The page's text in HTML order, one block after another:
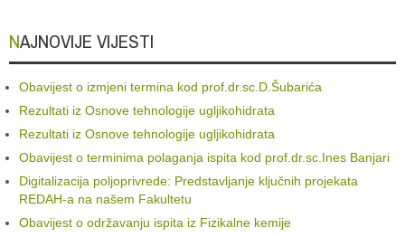
NAJNOVIJE VIJESTI
Obavijest o izmjeni termina kod prof.dr.sc.D.Šubarića
Rezultati iz Osnove tehnologije ugljikohidrata
Rezultati iz Osnove tehnologije ugljikohidrata
Obavijest o terminima polaganja ispita kod prof.dr.sc.Ines Banjari
Digitalizacija poljoprivrede: Predstavljanje ključnih projekata
REDAH-a na našem Fakultetu
Obavijest o održavanju ispita iz Fizikalne kemije